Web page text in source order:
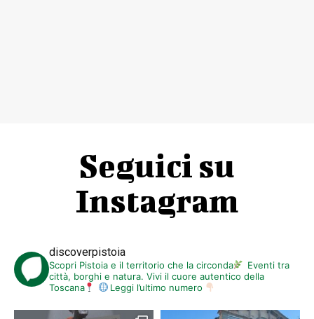
Seguici su
Instagram
discoverpistoia
Scopri Pistoia e il territorio che la circonda
Eventi tra
città, borghi e natura. Vivi il cuore autentico della
Toscana
Leggi l’ultimo numero